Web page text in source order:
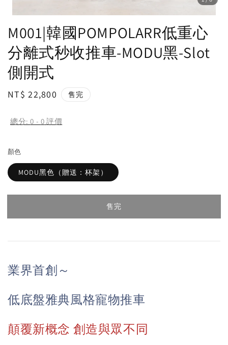
M001|韓國POMPOLARR低重心
分離式秒收推車-MODU黑-Slot
側開式
Regular
NT$ 22,800 售完
總分:0 - 0 評價
顏色
MODU黑色（贈送：杯架）
售完
業界首創～
低底盤雅典風格寵物推車
顛覆新概念 創造與眾不同